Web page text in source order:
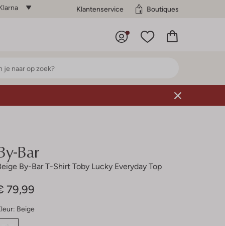
Klantenservice Boutiques
Bar
By-Bar T-Shirt Toby Lucky Everyday Top
79,99
Beige